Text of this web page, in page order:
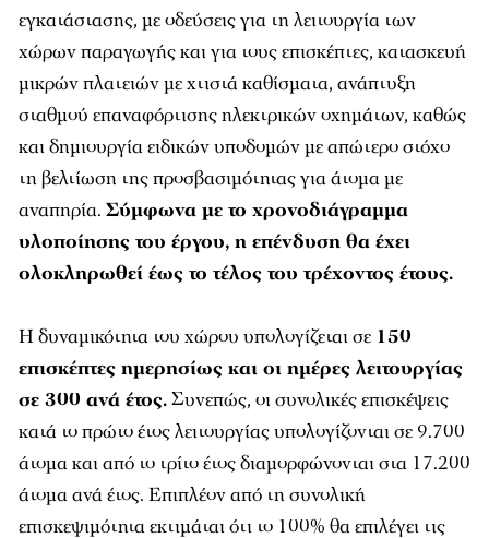
εγκατάστασης, με οδεύσεις για τη λειτουργία των
χώρων παραγωγής και για τους επισκέπτες, κατασκευή
μικρών πλατειών με χτιστά καθίσματα, ανάπτυξη
σταθμού επαναφόρτισης ηλεκτρικών οχημάτων, καθώς
και δημιουργία ειδικών υποδομών με απώτερο στόχο
τη βελτίωση της προσβασιμότητας για άτομα με
αναπηρία. Σύμφωνα με το χρονοδιάγραμμα
υλοποίησης του έργου, η επένδυση θα έχει
ολοκληρωθεί έως το τέλος του τρέχοντος έτους.
Η δυναμικότητα του χώρου υπολογίζεται σε 150
επισκέπτες ημερησίως και οι ημέρες λειτουργίας
σε 300 ανά έτος.Συνεπώς, οι συνολικές επισκέψεις
κατά το πρώτο έτος λειτουργίας υπολογίζονται σε 9.700
άτομα και από το τρίτο έτος διαμορφώνονται στα 17.200
άτομα ανά έτος. Επιπλέον από τη συνολική
επισκεψιμότητα εκτιμάται ότι το 100% θα επιλέγει τις